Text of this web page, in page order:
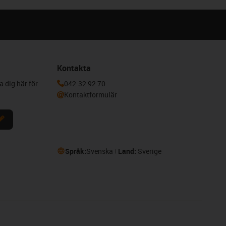
dig här för
Kontakta
042-32 92 70
Kontaktformulär
Språk:Svenska Land: Sverige